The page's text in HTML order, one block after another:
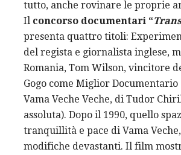
tutto, anche rovinare le proprie
Il concorso documentari “
presenta quattro titoli:
del regista e giornalista inglese,
Romania, Tom Wilson, vincitore
Gogo come Miglior Documentario
Vama Veche Veche, di Tudor
assoluta). Dopo il 1990, quello
tranquillità e pace di Vama
modifiche devastanti. Il film